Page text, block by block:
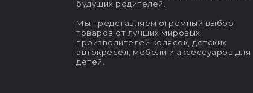
будущих родителей.
Мы представляем огромный выбор
товаров от лучших мировых
производителей колясок, детских
автокресел, мебели и аксессуаров для
детей.